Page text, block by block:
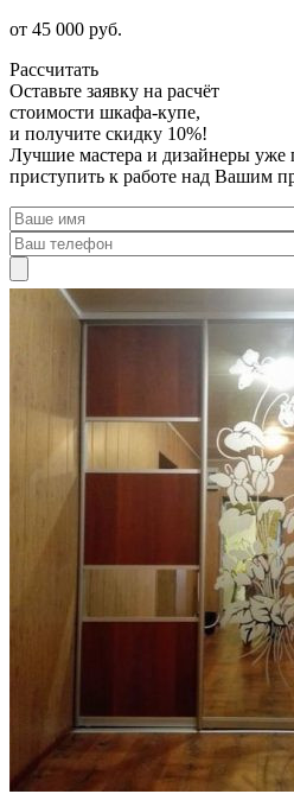
от 45 000 руб.
Рассчитать
Оставьте заявку на расчёт
стоимости шкафа-купе,
и получите скидку 10%!
Лучшие мастера и дизайнеры уже
приступить к работе над Вашим